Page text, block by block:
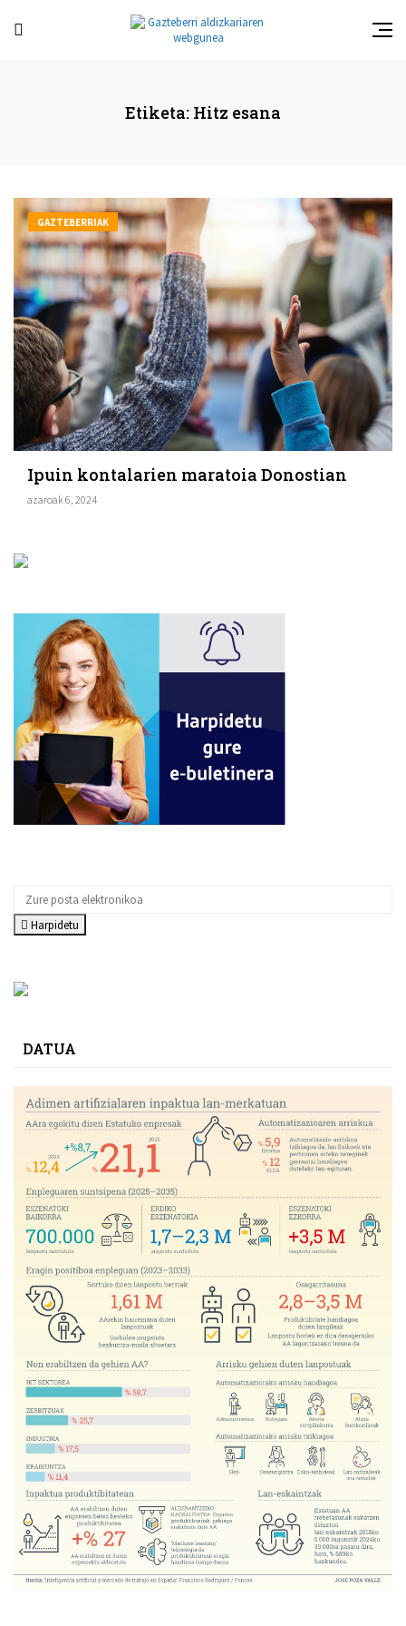
Etiketa: Hitz esana
GAZTEBERRIAK
Ipuin kontalarien maratoia Donostian
azaroak 6, 2024
Harpidetu
DATUA